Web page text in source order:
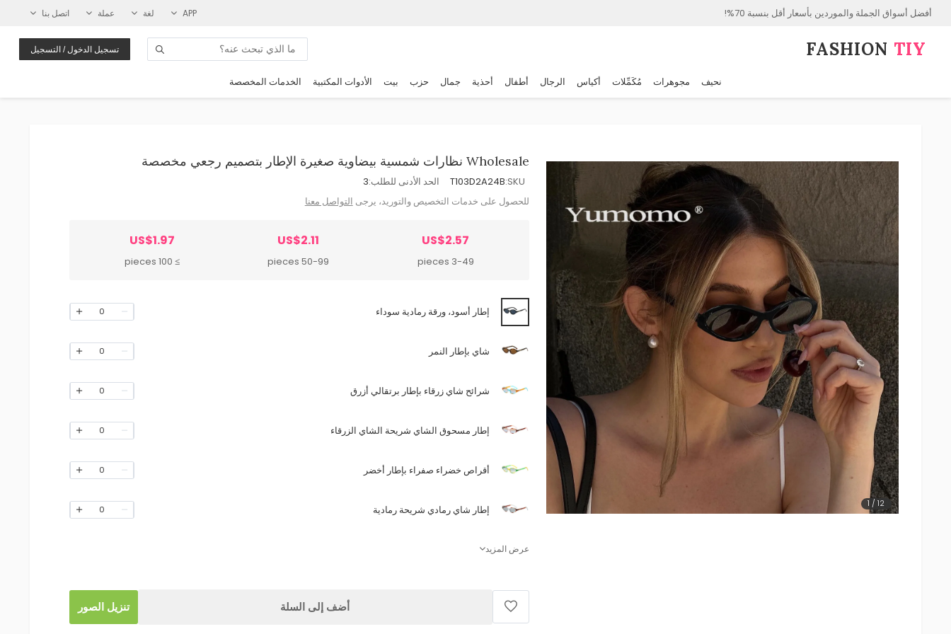
أفضل أسواق الجملة والموردين بأسعار أقل بنسبة 70%! APP لغة عملة اتصل بنا
FASHION⁠ TIY تسجيل الدخول / التسجيل
نحيف مجوهرات مُكَمِّلات أكياس الرجال أطفال أحذية جمال حزب بيت الأدوات المكتبية الخدمات المخصصة
1 /12
Wholesale نظارات شمسية بيضاوية صغيرة الإطار بتصميم رجعي مخصصة
SKU:
T103D2A24B الحد الأدنى للطلب:3
للحصول على خدمات التخصيص والتوريد، يرجى التواصل معنا
US$2.57
3-49 pieces
US$2.11
50-99 pieces
US$1.97
≥ 100 pieces
إطار أسود، ورقة رمادية سوداء 0
شاي بإطار النمر 0
شرائح شاي زرقاء بإطار برتقالي أزرق 0
إطار مسحوق الشاي شريحة الشاي الزرقاء 0
أقراص خضراء صفراء بإطار أخضر 0
إطار شاي رمادي شريحة رمادية 0
عرض المزيد
أضف إلى السلة تنزيل الصور